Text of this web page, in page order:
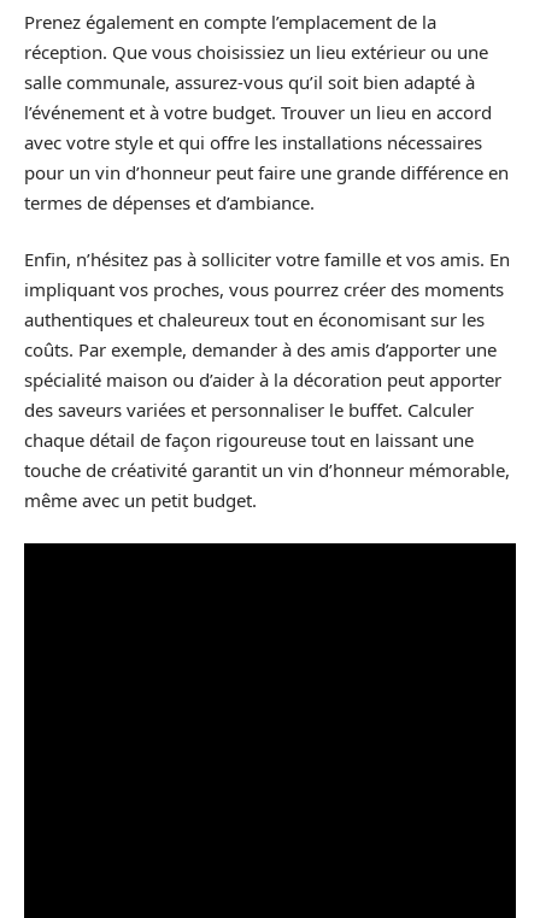
Prenez également en compte l’emplacement de la
réception. Que vous choisissiez un lieu extérieur ou une
salle communale, assurez-vous qu’il soit bien adapté à
l’événement et à votre budget. Trouver un lieu en accord
avec votre style et qui offre les installations nécessaires
pour un vin d’honneur peut faire une grande différence en
termes de dépenses et d’ambiance.
Enfin, n’hésitez pas à solliciter votre famille et vos amis. En
impliquant vos proches, vous pourrez créer des moments
authentiques et chaleureux tout en économisant sur les
coûts. Par exemple, demander à des amis d’apporter une
spécialité maison ou d’aider à la décoration peut apporter
des saveurs variées et personnaliser le buffet. Calculer
chaque détail de façon rigoureuse tout en laissant une
touche de créativité garantit un vin d’honneur mémorable,
même avec un petit budget.